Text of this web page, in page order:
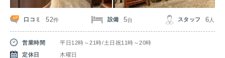
口コミ 52件 設備 5台 スタッフ 6 人
営業時間
平日12時～21時/土日祝11時～20時
定休日
木曜日